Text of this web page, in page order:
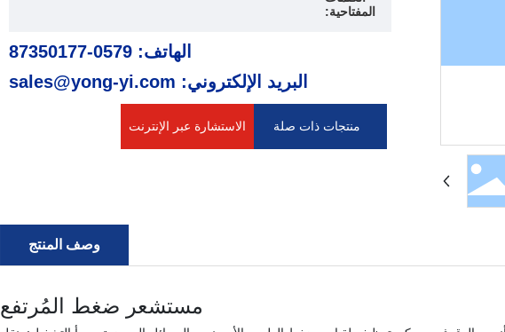
المفتاحية:
الهاتف: 0579-87350177
البريد الإلكتروني: sales@yong-yi.com
منتجات ذات صلة الاستشارة عبر الإنترنت
وصف المنتج
مستشعر ضغط المُرتفع